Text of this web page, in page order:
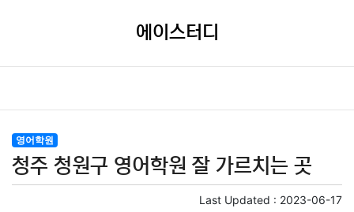
에이스터디
영어학원
청주 청원구 영어학원 잘 가르치는 곳
Last Updated : 2023-06-17